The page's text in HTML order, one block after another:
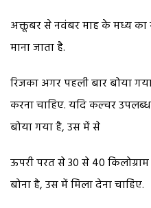
अक्तूबर से नवंबर माह के मध्य
माना जाता है.
रिजका अगर पहली बार बोया
करना चाहिए. यदि कल्चर
बोया गया है, उस में से
ऊपरी परत से 30 से 40
बोना है, उस में मिला देना चाहिए.